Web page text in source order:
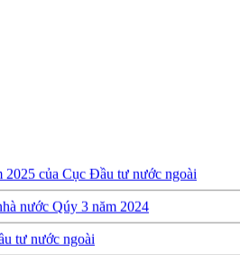
nước Qúy 3 năm 2024
tư nước ngoài